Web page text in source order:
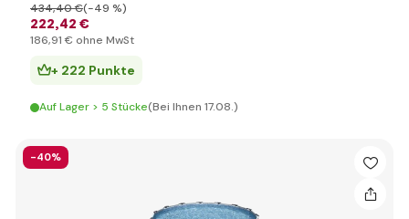
222,42 €
434,40 €(-49 %)
186,91 € ohne MwSt
+ 222 Punkte
Auf Lager > 5 Stücke(Bei Ihnen 17.08.)
-40%